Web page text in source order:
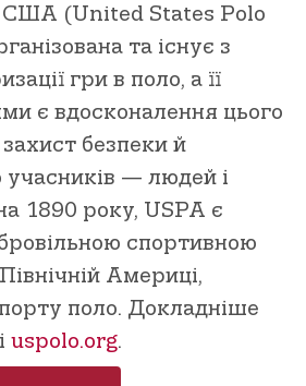
США (United States Polo
та існує з
гри в поло, а її
є вдосконалення цього
безпеки й
учасників — людей і
1890 року, USPA є
спортивною
Америці,
поло. Докладніше
uspolo.org.